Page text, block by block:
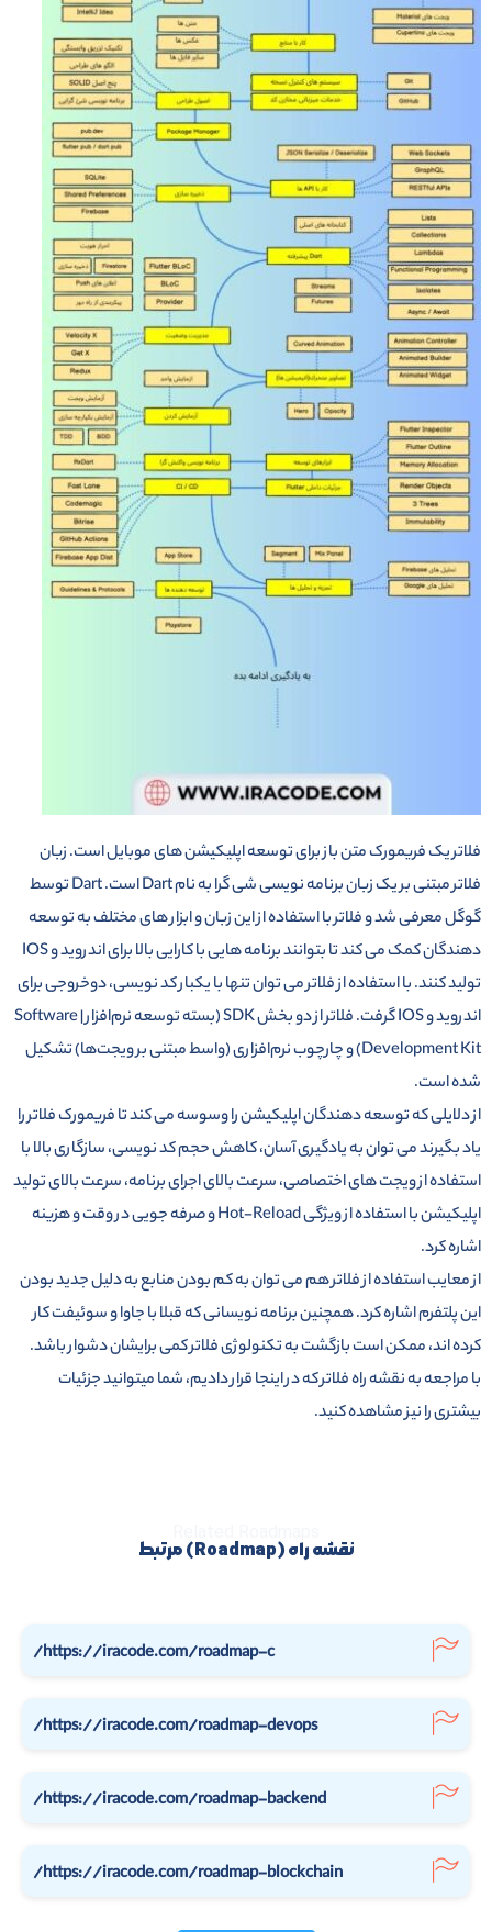
فلاتر یک فریمورک متن باز برای توسعه اپلیکیشن های موبایل است. زبان
فلاتر مبتنی بر یک زبان برنامه نویسی شی گرا به نام Dart است. Dart توسط
گوگل معرفی شد و فلاتر با استفاده از این زبان و ابزار های مختلف به توسعه
دهندگان کمک می کند تا بتوانند برنامه هایی با کارایی بالا برای اندروید و IOS
تولید کنند. با استفاده از فلاتر می توان تنها با یکبار کد نویسی، دوخروجی برای
اندروید و IOS گرفت. فلاتر از دو بخش SDK (بسته توسعه نرم‌افزار |‌ Software
Development Kit) و چارچوب نرم‌افزاری (واسط مبتنی بر ویجت‌ها) تشکیل
شده است.
از دلایلی که توسعه دهندگان اپلیکیشن را وسوسه می کند تا فریمورک فلاتر را
یاد بگیرند می توان به یادگیری آسان، کاهش حجم کد نویسی، سازگاری بالا با
استفاده از ویجت های اختصاصی، سرعت بالای اجرای برنامه، سرعت بالای تولید
اپلیکیشن با استفاده از ویژگی Hot-Reload و صرفه جویی در وقت و هزینه
اشاره کرد.
از معایب استفاده از فلاتر هم می توان به کم بودن منابع به دلیل جدید بودن
این پلتفرم اشاره کرد. همچنین برنامه نویسانی که قبلا با جاوا و سوئیفت کار
کرده اند، ممکن است بازگشت به تکنولوژی فلاتر کمی برایشان دشوار باشد.
با مراجعه به نقشه راه فلاتر که در اینجا قرار دادیم، شما میتوانید جزئیات
بیشتری را نیز مشاهده کنید.
نقشه راه (Roadmap) مرتبط
https://iracode.com/roadmap-c/
https://iracode.com/roadmap-devops/
https://iracode.com/roadmap-backend/
https://iracode.com/roadmap-blockchain/